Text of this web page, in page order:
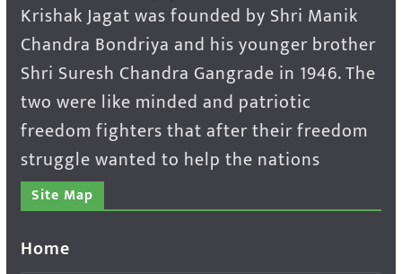
Krishak Jagat was founded by Shri Manik
Chandra Bondriya and his younger brother
Shri Suresh Chandra Gangrade in 1946. The
two were like minded and patriotic
freedom fighters that after their freedom
struggle wanted to help the nations
Site Map
Home